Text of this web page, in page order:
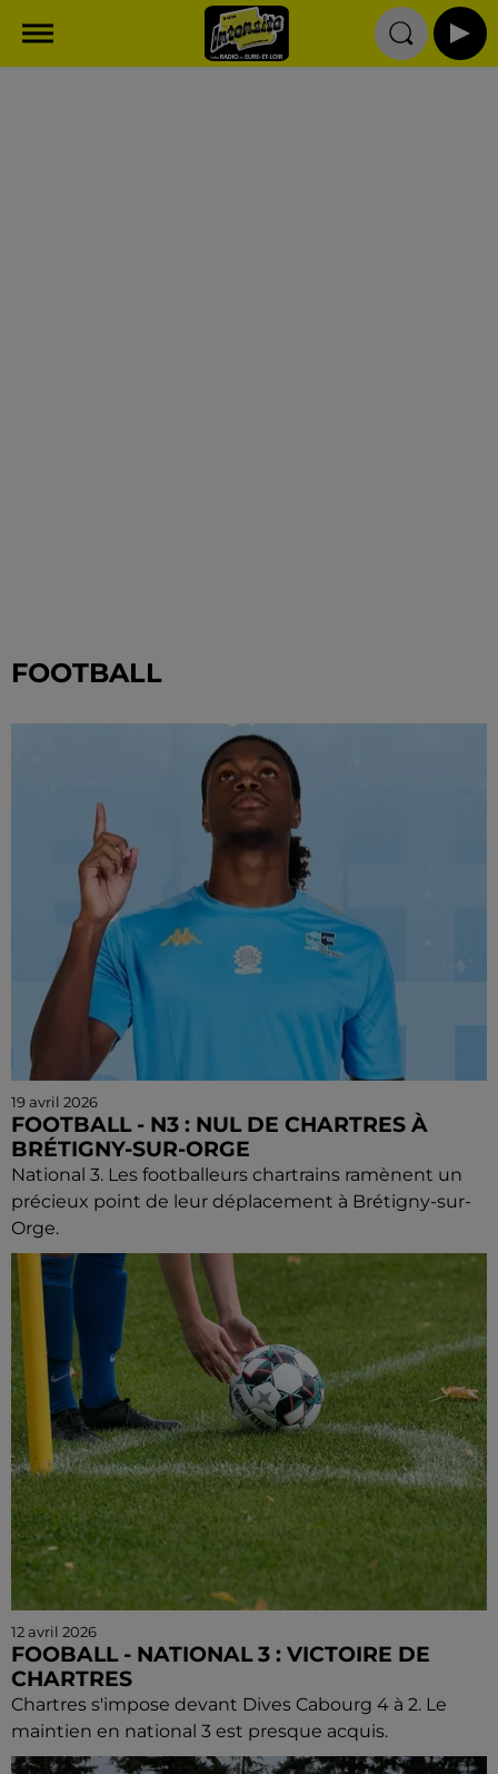
FOOTBALL
19 avril 2026
FOOTBALL - N3 : NUL DE CHARTRES À
BRÉTIGNY-SUR-ORGE
National 3. Les footballeurs chartrains ramènent un
précieux point de leur déplacement à Brétigny-sur-
Orge.
12 avril 2026
FOOBALL - NATIONAL 3 : VICTOIRE DE
CHARTRES
Chartres s'impose devant Dives Cabourg 4 à 2. Le
maintien en national 3 est presque acquis.